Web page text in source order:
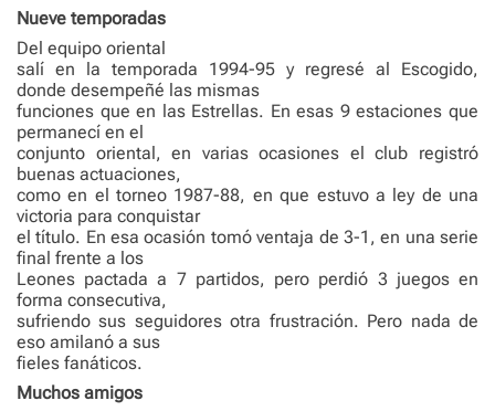
Nueve temporadas
Del equipo oriental
salí en la temporada 1994-95 y regresé al Escogido,
donde desempeñé las mismas
funciones que en las Estrellas. En esas 9 estaciones que
permanecí en el
conjunto oriental, en varias ocasiones el club registró
buenas actuaciones,
como en el torneo 1987-88, en que estuvo a ley de una
victoria para conquistar
el título. En esa ocasión tomó ventaja de 3-1, en una serie
final frente a los
Leones pactada a 7 partidos, pero perdió 3 juegos en
forma consecutiva,
sufriendo sus seguidores otra frustración. Pero nada de
eso amilanó a sus
fieles fanáticos.
Muchos amigos